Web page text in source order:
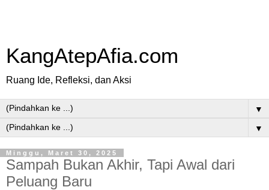
KangAtepAfia.com
Ruang Ide, Refleksi, dan Aksi
▼
▼
Minggu, Maret 30, 2025
Sampah Bukan Akhir, Tapi Awal dari
Peluang Baru